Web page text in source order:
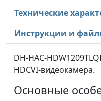
Технические
Инструкции и
DH-HAC-
HDCVI-видеокамера.
Основные